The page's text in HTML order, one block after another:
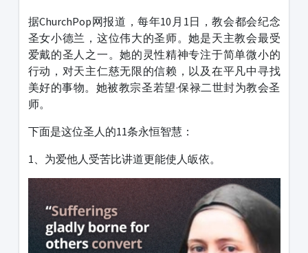
据ChurchPop网报道，每年10月1日，教会都会纪念
圣女小德兰，这位伟大的圣师。她是天主教会最受
爱戴的圣人之一。她的灵性精神专注于简单微小的
行动，对天主仁慈无限的信赖，以及在平凡中寻找
美好的事物。她被教宗圣若望·保禄二世封为教会圣
师。
下面是这位圣人的11条永恒智慧：
1、为爱他人受苦比讲道更能使人皈依。